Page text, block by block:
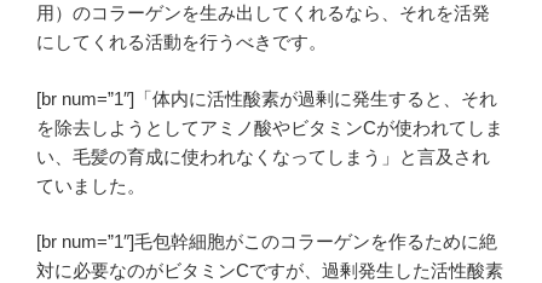
用）のコラーゲンを生み出してくれるなら、それを活発
にしてくれる活動を行うべきです。
[br num=”1″]「体内に活性酸素が過剰に発生すると、それ
を除去しようとしてアミノ酸やビタミンCが使われてしま
い、毛髪の育成に使われなくなってしまう」と言及され
ていました。
[br num=”1″]毛包幹細胞がこのコラーゲンを作るために絶
対に必要なのがビタミンCですが、過剰発生した活性酸素